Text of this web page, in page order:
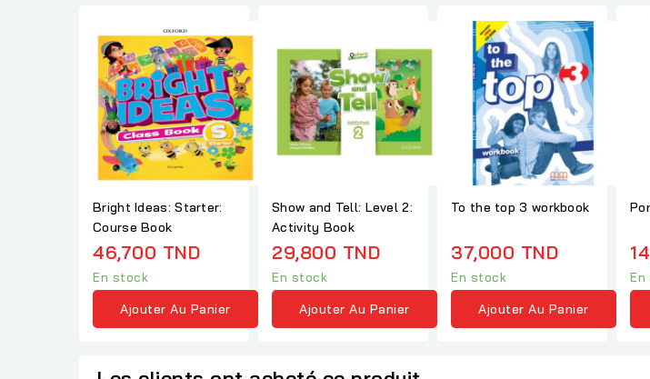
Bright Ideas: Starter:
Course Book
46,700 TND
En stock
Ajouter Au Panier
Show and Tell: Level 2:
Activity Book
29,800 TND
En stock
Ajouter Au Panier
To the top 3 workbook
37,000 TND
En stock
Ajouter Au Panier
En